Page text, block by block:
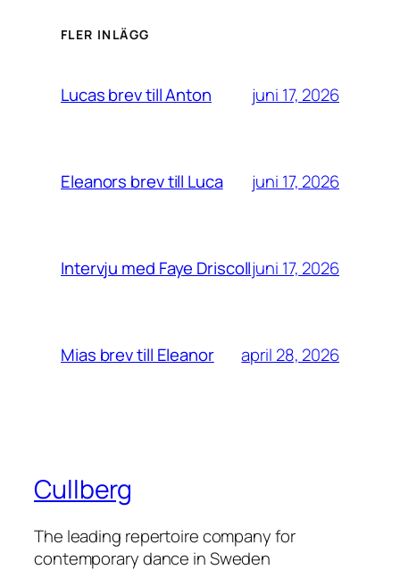
FLER INLÄGG
Lucas brev till Anton juni 17, 2026
Eleanors brev till Luca juni 17, 2026
Intervju med Faye Driscolljuni 17, 2026
Mias brev till Eleanor april 28, 2026
Cullberg
The leading repertoire company for
contemporary dance in Sweden